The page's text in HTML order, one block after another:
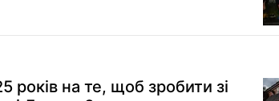
років на те, щоб зробити зі